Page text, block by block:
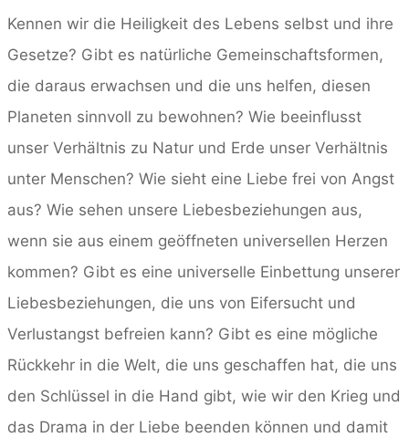
Kennen wir die Heiligkeit des Lebens selbst und ihre
Gesetze? Gibt es natürliche Gemeinschaftsformen,
die daraus erwachsen und die uns helfen, diesen
Planeten sinnvoll zu bewohnen? Wie beeinflusst
unser Verhältnis zu Natur und Erde unser Verhältnis
unter Menschen? Wie sieht eine Liebe frei von Angst
aus? Wie sehen unsere Liebesbeziehungen aus,
wenn sie aus einem geöffneten universellen Herzen
kommen? Gibt es eine universelle Einbettung unserer
Liebesbeziehungen, die uns von Eifersucht und
Verlustangst befreien kann? Gibt es eine mögliche
Rückkehr in die Welt, die uns geschaffen hat, die uns
den Schlüssel in die Hand gibt, wie wir den Krieg und
das Drama in der Liebe beenden können und damit